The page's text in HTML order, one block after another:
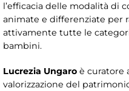
l’efficacia delle modalità di
animate e differenziate per
attivamente tutte le
bambini.
Lucrezia Ungaro è curatore
valorizzazione del